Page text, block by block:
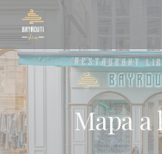
Panel pro správu cookies
Mapa